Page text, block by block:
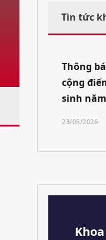
Tin tức
Thông
cộng
sinh
23/05/2026